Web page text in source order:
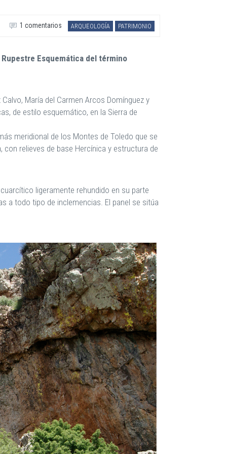
ARQUEOLOGÍA PATRIMONIO
1 comentarios
Esquemática del término
María del Carmen Arcos Domínguez y
de estilo esquemático, en la Sierra de
meridional de los Montes de Toledo que se
relieves de base Hercínica y estructura de
ligeramente rehundido en su parte
a todo tipo de inclemencias. El panel se sitúa